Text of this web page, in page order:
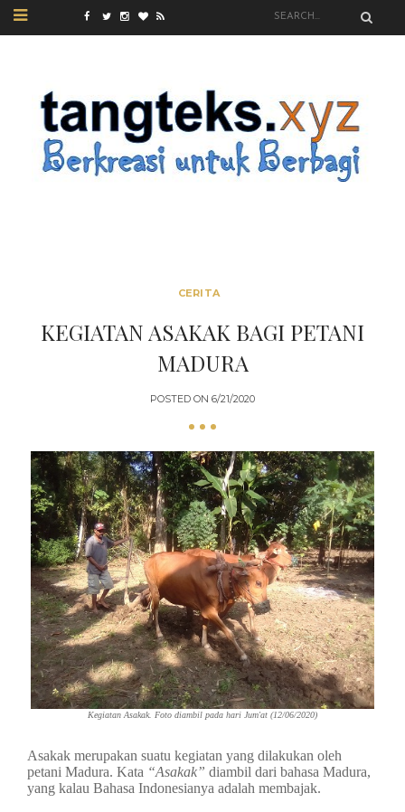
CERITA
KEGIATAN ASAKAK BAGI PETANI
MADURA
POSTED ON 6/21/2020
Kegiatan Asakak. Foto diambil pada hari Jum'at (12/06/2020)
Asakak merupakan suatu kegiatan yang dilakukan oleh
petani Madura. Kata “Asakak” diambil dari bahasa Madura,
yang kalau Bahasa Indonesianya adalah membajak.